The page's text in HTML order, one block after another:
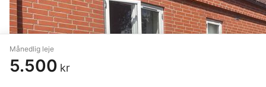
Månedlig leje
5.500 kr